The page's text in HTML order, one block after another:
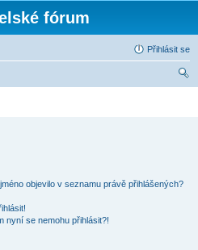
fórum
Přihlásit se
objevilo v seznamu právě přihlášených?
nyní se nemohu přihlásit?!